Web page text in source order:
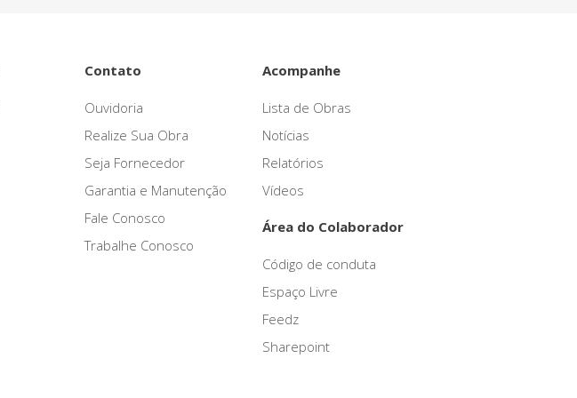
Contato
Ouvidoria
Realize Sua Obra
Seja Fornecedor
Garantia e Manutenção
Fale Conosco
Trabalhe Conosco
Acompanhe
Lista de Obras
Notícias
Relatórios
Vídeos
Área do Colaborador
Código de conduta
Espaço Livre
Feedz
Sharepoint